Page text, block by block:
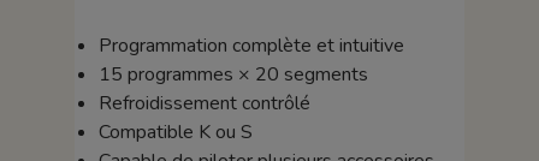
Programmation complète et intuitive
15 programmes × 20 segments
Refroidissement contrôlé
Compatible K ou S